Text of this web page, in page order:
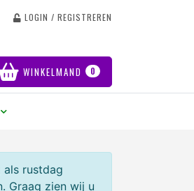
LOGIN / REGISTREREN
WINKELMAND 0
rustdag
Graag zien wij u